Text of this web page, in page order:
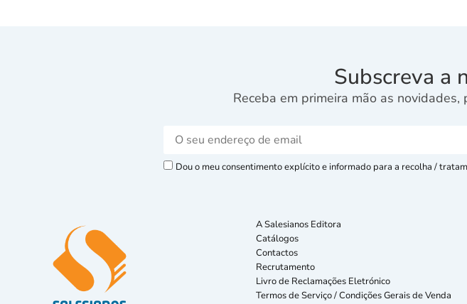
Subscreva a
Receba em primeira mão as
Dou o meu consentimento explícito e informado para a recolha /
A Salesianos Editora
Catálogos
Contactos
Recrutamento
Livro de Reclamações Eletrónico
Termos de Serviço / Condições Gerais de Venda